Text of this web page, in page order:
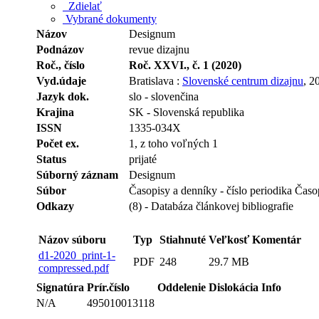
Zdielať
Vybrané dokumenty
Názov
Designum
Podnázov
revue dizajnu
Roč., číslo
Roč. XXVI., č. 1 (2020)
Vyd.údaje
Bratislava : Slovenské centrum dizajnu,
Jazyk dok.
slo - slovenčina
Krajina
SK - Slovenská republika
ISSN
1335-034X
Počet ex.
1, z toho voľných 1
Status
prijaté
Súborný záznam
Designum
Súbor
Časopisy a denníky - číslo periodika
Odkazy
(8) - Databáza článkovej bibliografie
Názov súboru Typ Stiahnuté Veľkosť Komentár
d1-2020_print-1-
compressed.pdf
PDF 248 29.7 MB
Signatúra Prír.číslo Oddelenie Dislokácia Info
N/A
495010013118